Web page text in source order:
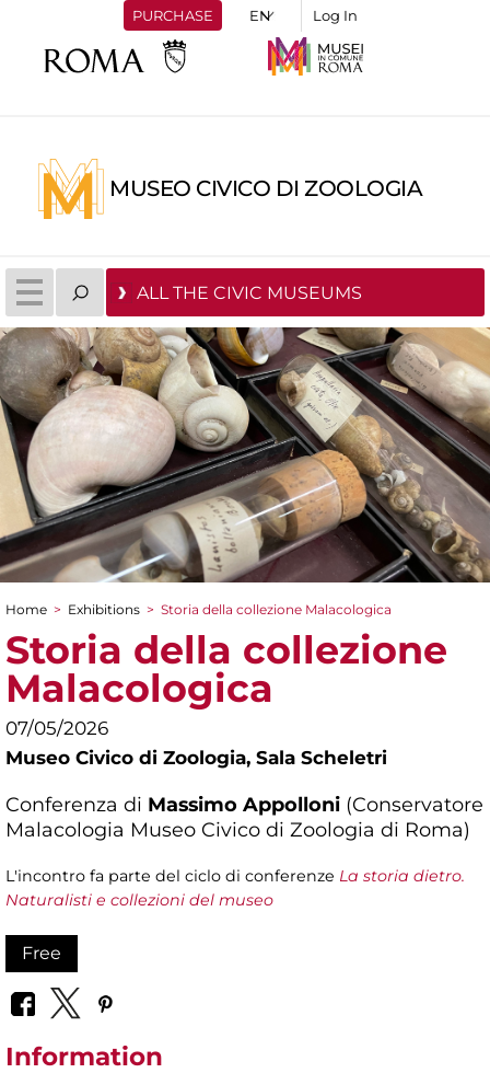
PURCHASE Log In
MUSEO CIVICO DI ZOOLOGIA
ALL THE CIVIC MUSEUMS
You are here
Home > Exhibitions > Storia della collezione Malacologica
Storia della collezione
Malacologica
07/05/2026
Museo Civico di Zoologia, Sala Scheletri
Conferenza di Massimo Appolloni (Conservatore
Malacologia Museo Civico di Zoologia di Roma)
L'incontro fa parte del ciclo di conferenze La storia dietro.
Naturalisti e collezioni del museo
Free
Information